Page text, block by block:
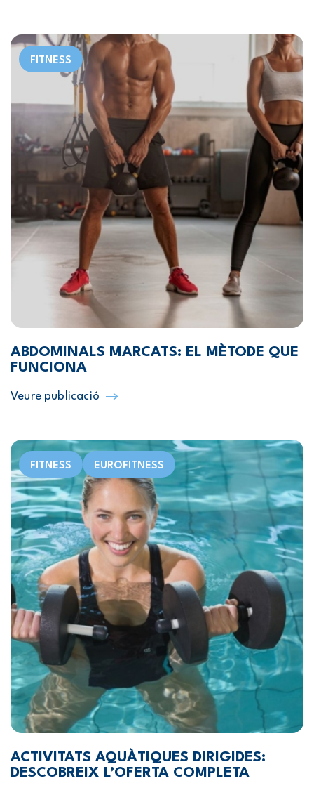
FITNESS
ABDOMINALS MARCATS: EL MÈTODE QUE
FUNCIONA
Veure publicació
FITNESS EUROFITNESS
ACTIVITATS AQUÀTIQUES DIRIGIDES:
DESCOBREIX L’OFERTA COMPLETA